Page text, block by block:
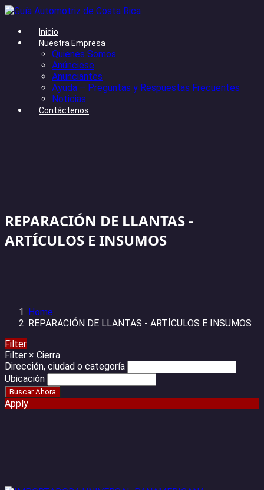
Inicio
Nuestra Empresa
Quienes Somos
Anúnciese
Anunciantes
Ayuda – Preguntas y Respuestas Frecuentes
Noticias
Contáctenos
REPARACIÓN DE LLANTAS -
ARTÍCULOS E INSUMOS
Home
REPARACIÓN DE LLANTAS - ARTÍCULOS E INSUMOS
Filter
Filter × Cierra
Dirección, ciudad o categoría
Ubicación
Apply